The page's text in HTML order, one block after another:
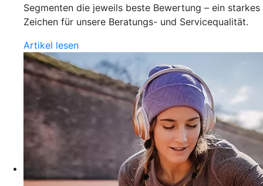
Segmenten die jeweils beste Bewertung – ein starkes
Zeichen für unsere Beratungs- und Servicequalität.
Artikel lesen